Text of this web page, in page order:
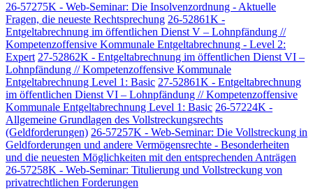
26-57275K - Web-Seminar: Die Insolvenzordnung - Aktuelle
Fragen, die neueste Rechtsprechung 26-52861K -
Entgeltabrechnung im öffentlichen Dienst V – Lohnpfändung //
Kompetenzoffensive Kommunale Entgeltabrechnung - Level 2:
Expert 27-52862K - Entgeltabrechnung im öffentlichen Dienst VI –
Lohnpfändung // Kompetenzoffensive Kommunale
Entgeltabrechnung Level 1: Basic 27-52861K - Entgeltabrechnung
im öffentlichen Dienst VI – Lohnpfändung // Kompetenzoffensive
Kommunale Entgeltabrechnung Level 1: Basic 26-57224K -
Allgemeine Grundlagen des Vollstreckungsrechts
(Geldforderungen) 26-57257K - Web-Seminar: Die Vollstreckung in
Geldforderungen und andere Vermögensrechte - Besonderheiten
und die neuesten Möglichkeiten mit den entsprechenden Anträgen
26-57258K - Web-Seminar: Titulierung und Vollstreckung von
privatrechtlichen Forderungen